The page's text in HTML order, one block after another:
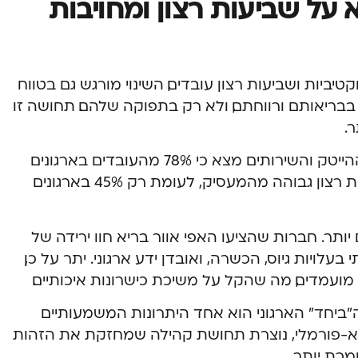
ושביעות רצון עובדים, השינוי מורגש גם בטווח
ורווחתם, ולא רק בתפוקה שלהם. תחושה זו
סקר שנערך בקרב 2,000 עובדים בענפי ההייטק והשירותים מצא כי 78% מהעובדים בארגונים
המציעים האפי אוור בריא דיווחו על שביעות רצון גבוהה מהמעסיק, לעומת רק 45% בארגונים
חברות שהציעו האפי אוור בריא חוו ירידה של
בעלויות גיוס, הכשרה, ואובדן ידע ארגוני. יתר על כן,
מה שהקל על משיכת כישרונות איכותיים.
הארגוני הוא אחד היתרונות המשמעותיים
פורמלי, נוצרת תחושת קהילה שמחזקת את הזהות